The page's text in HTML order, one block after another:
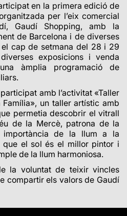
en la primera edició de
per l’eix comercial
Gaudí Shopping, amb la
de Barcelona i de diverses
cap de setmana del 28 i 29
exposicions i venda
àmplia programació de
amb l’activitat «Taller
un taller artístic amb
permetia descobrir el vitrall
de la Mercè, patrona de la
de la llum a la
que el sol és el millor pintor i
de la llum harmoniosa.
la voluntat de teixir vincles
compartir els valors de Gaudí